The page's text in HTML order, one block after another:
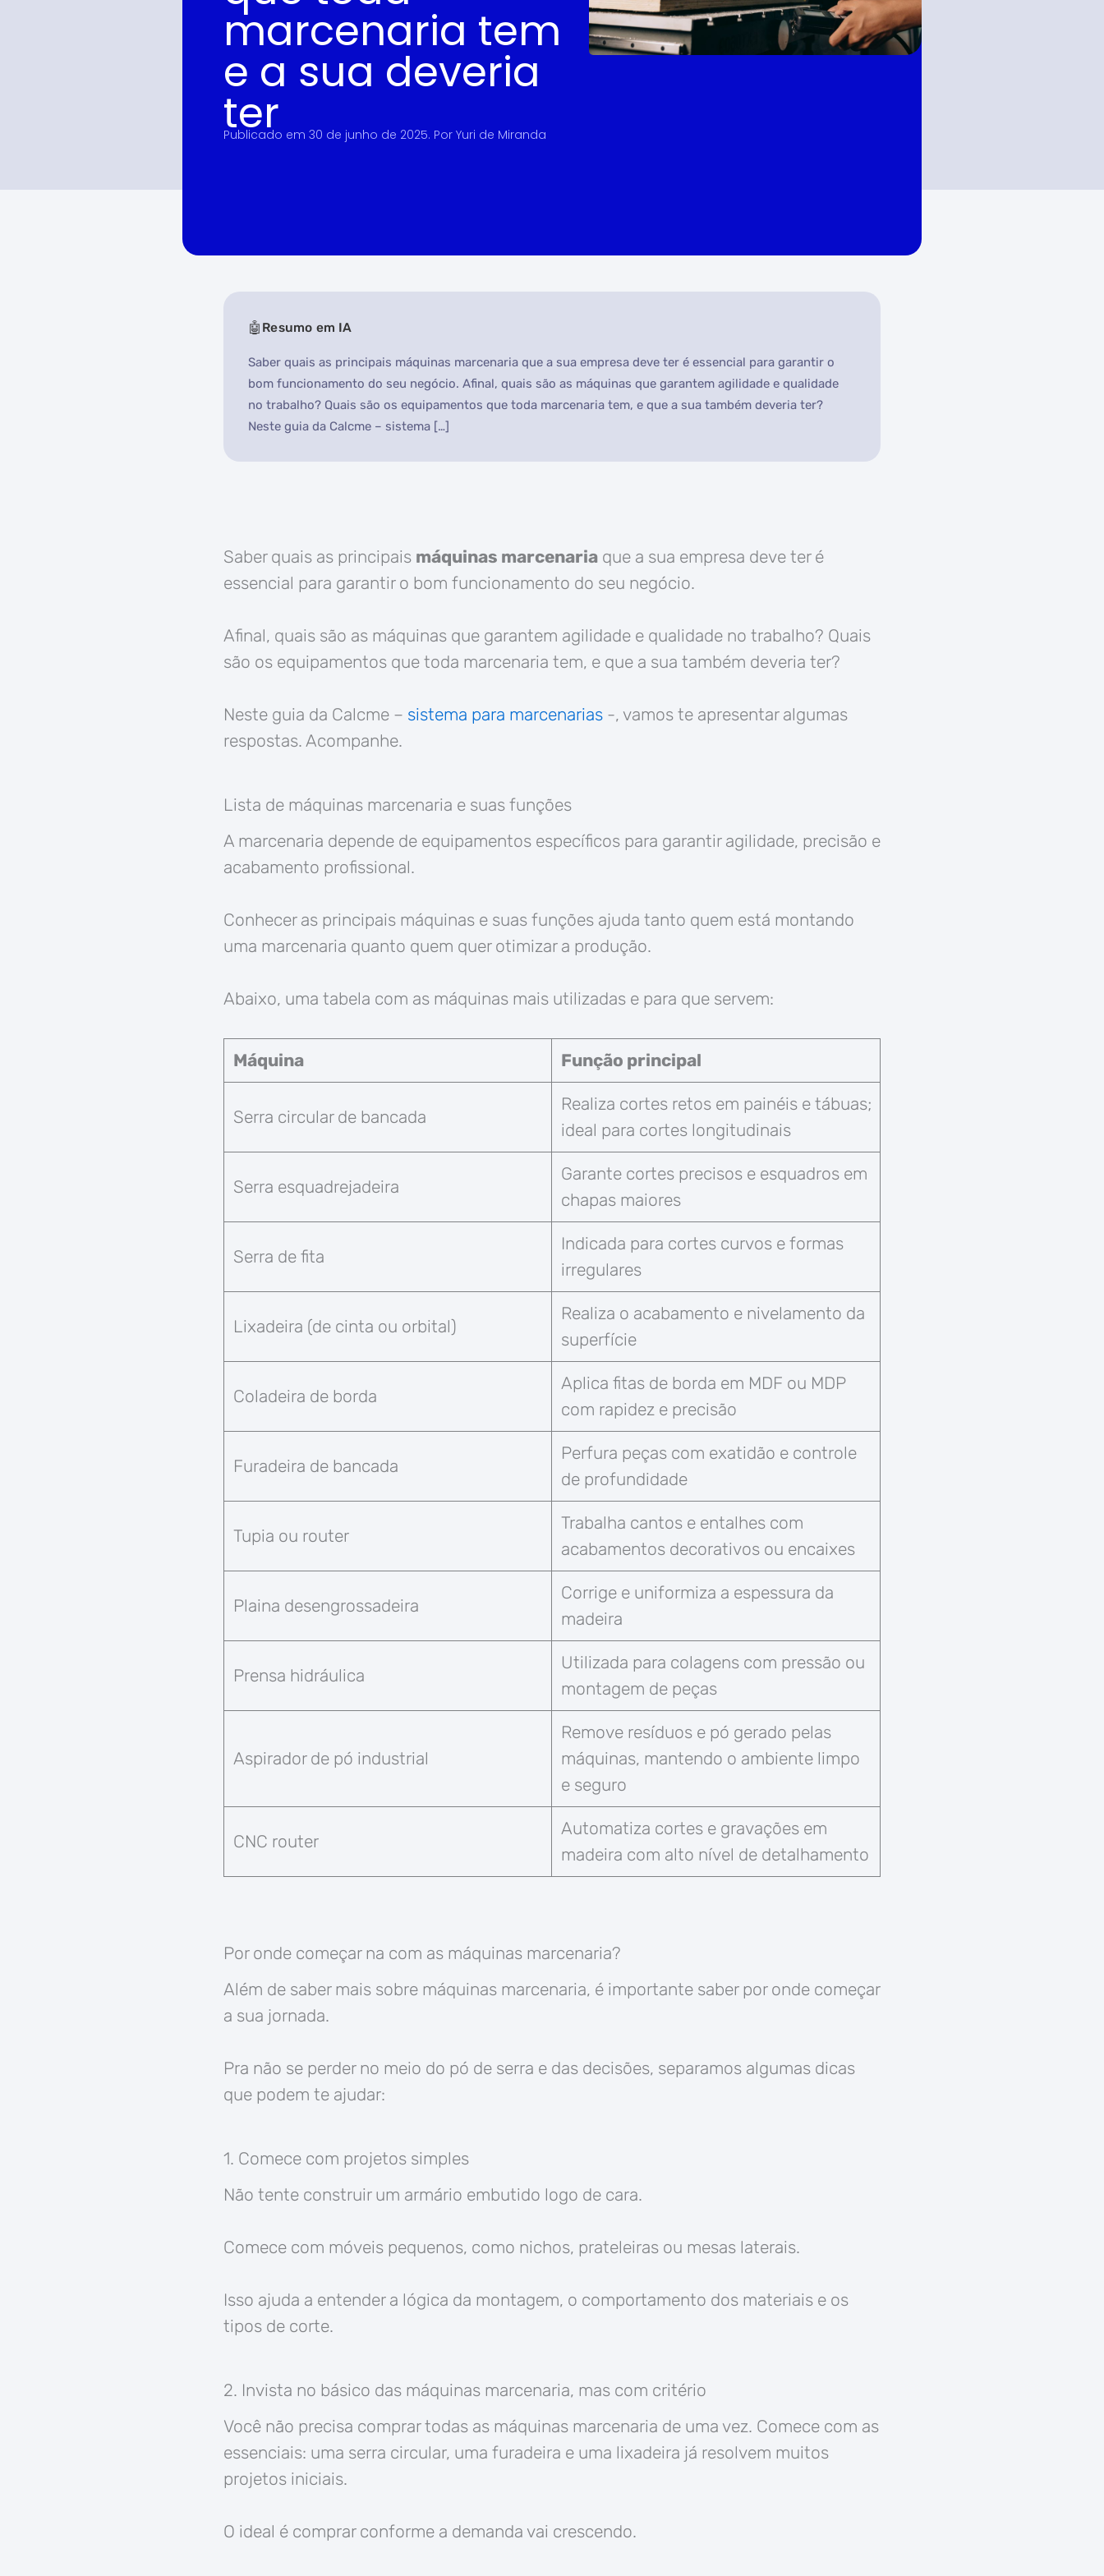
marcenaria tem
e a sua deveria
ter
Publicado em 30 de junho de 2025. Por Yuri de Miranda
Resumo em IA
Saber quais as principais máquinas marcenaria que a sua empresa deve ter é essencial para garantir o
bom funcionamento do seu negócio. Afinal, quais são as máquinas que garantem agilidade e qualidade
no trabalho? Quais são os equipamentos que toda marcenaria tem, e que a sua também deveria ter?
Neste guia da Calcme – sistema […]
Saber quais as principais máquinas marcenaria que a sua empresa deve ter é
essencial para garantir o bom funcionamento do seu negócio.
Afinal, quais são as máquinas que garantem agilidade e qualidade no trabalho? Quais
são os equipamentos que toda marcenaria tem, e que a sua também deveria ter?
Neste guia da Calcme – sistema para marcenarias -, vamos te apresentar algumas
respostas. Acompanhe.
Lista de máquinas marcenaria e suas funções
A marcenaria depende de equipamentos específicos para garantir agilidade, precisão e
acabamento profissional.
Conhecer as principais máquinas e suas funções ajuda tanto quem está montando
uma marcenaria quanto quem quer otimizar a produção.
Abaixo, uma tabela com as máquinas mais utilizadas e para que servem:
Máquina Função principal
Serra circular de bancada
Realiza cortes retos em painéis e tábuas;
ideal para cortes longitudinais
Serra esquadrejadeira
Garante cortes precisos e esquadros em
chapas maiores
Serra de fita
Indicada para cortes curvos e formas
irregulares
Lixadeira (de cinta ou orbital)
Realiza o acabamento e nivelamento da
superfície
Coladeira de borda
Aplica fitas de borda em MDF ou MDP
com rapidez e precisão
Furadeira de bancada
Perfura peças com exatidão e controle
de profundidade
Tupia ou router
Trabalha cantos e entalhes com
acabamentos decorativos ou encaixes
Plaina desengrossadeira
Corrige e uniformiza a espessura da
madeira
Prensa hidráulica
Utilizada para colagens com pressão ou
montagem de peças
Aspirador de pó industrial
Remove resíduos e pó gerado pelas
máquinas, mantendo o ambiente limpo
e seguro
CNC router
Automatiza cortes e gravações em
madeira com alto nível de detalhamento
Por onde começar na com as máquinas marcenaria?
Além de saber mais sobre máquinas marcenaria, é importante saber por onde começar
a sua jornada.
Pra não se perder no meio do pó de serra e das decisões, separamos algumas dicas
que podem te ajudar:
1. Comece com projetos simples
Não tente construir um armário embutido logo de cara.
Comece com móveis pequenos, como nichos, prateleiras ou mesas laterais.
Isso ajuda a entender a lógica da montagem, o comportamento dos materiais e os
tipos de corte.
2. Invista no básico das máquinas marcenaria, mas com critério
Você não precisa comprar todas as máquinas marcenaria de uma vez. Comece com as
essenciais: uma serra circular, uma furadeira e uma lixadeira já resolvem muitos
projetos iniciais.
O ideal é comprar conforme a demanda vai crescendo.